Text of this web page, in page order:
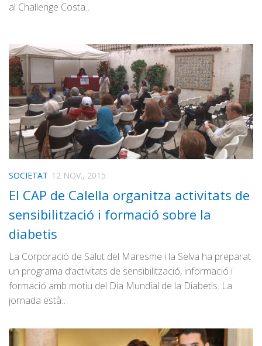
al Challenge Costa…
SOCIETAT 12 NOV., 2015
El CAP de Calella organitza activitats de
sensibilització i formació sobre la
diabetis
La Corporació de Salut del Maresme i la Selva ha preparat
un programa d’activitats de sensibilització, informació i
formació amb motiu del Dia Mundial de la Diabetis. La
jornada està…